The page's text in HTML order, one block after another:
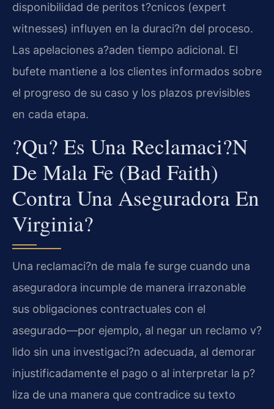
disponibilidad de peritos t?cnicos (expert
witnesses) influyen en la duraci?n del proceso.
Las apelaciones a?aden tiempo adicional. El
bufete mantiene a los clientes informados sobre
el progreso de su caso y los plazos previsibles
en cada etapa.
?Qu? Es Una Reclamaci?n
De Mala Fe (bad Faith)
Contra Una Aseguradora En
Virginia?
Una reclamaci?n de mala fe surge cuando una
aseguradora incumple de manera irrazonable
sus obligaciones contractuales con el
asegurado—por ejemplo, al negar un reclamo v?
lido sin una investigaci?n adecuada, al demorar
injustificadamente el pago o al interpretar la p?
liza de una manera que contradice su texto